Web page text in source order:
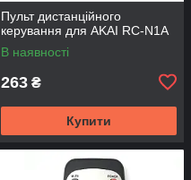
Пульт дистанційного
керування для AKAI RC-N1A
В наявності
263 ₴
Купити